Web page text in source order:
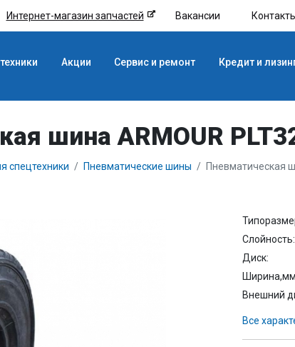
Интернет-магазин запчастей Вакансии
Акции Сервис и ремонт Кредит и
шина ARMOUR
спецтехники Пневматические шины Пневматическая
Слойность:
Диск:
Внешний
Все